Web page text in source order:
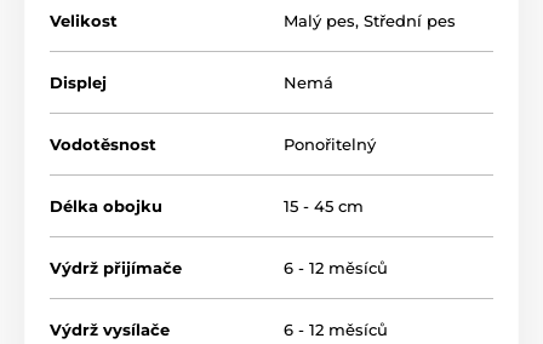
Velikost Malý pes, Střední pes
Displej Nemá
Vodotěsnost Ponořitelný
Délka obojku 15 - 45 cm
Výdrž přijímače 6 - 12 měsíců
Výdrž vysílače 6 - 12 měsíců